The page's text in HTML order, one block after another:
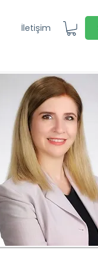
İletişim